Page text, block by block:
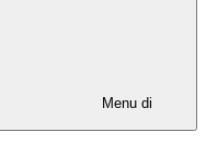
Menu di